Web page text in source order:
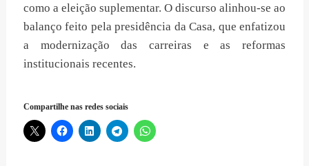
como a eleição suplementar. O discurso alinhou-se ao
balanço feito pela presidência da Casa, que enfatizou
a modernização das carreiras e as reformas
institucionais recentes.
Compartilhe nas redes sociais